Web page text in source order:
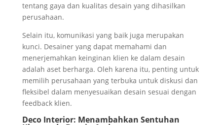
tentang gaya dan kualitas desain yang dihasilkan
perusahaan.
Selain itu, komunikasi yang baik juga merupakan
kunci. Desainer yang dapat memahami dan
menerjemahkan keinginan klien ke dalam desain
adalah aset berharga. Oleh karena itu, penting untuk
memilih perusahaan yang terbuka untuk diskusi dan
fleksibel dalam menyesuaikan desain sesuai dengan
feedback klien.
Deco Interior: Menambahkan Sentuhan